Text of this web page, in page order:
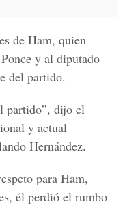
de Ham, quien
y al diputado
del partido.
partido”, dijo el
y actual
Hernández.
para Ham,
él perdió el rumbo